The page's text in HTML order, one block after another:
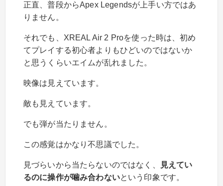
正直、普段からApex Legendsが上手い方ではあ
りません。
それでも、XREAL Air 2 Proを使った時は、初め
てプレイする初心者よりもひどいのではないか
と思うくらいエイムが乱れました。
映像は見えています。
敵も見えています。
でも弾が当たりません。
この感覚はかなり不思議でした。
見づらいから当たらないのではなく、
見えてい
るのに操作が噛み合わないという印象です。